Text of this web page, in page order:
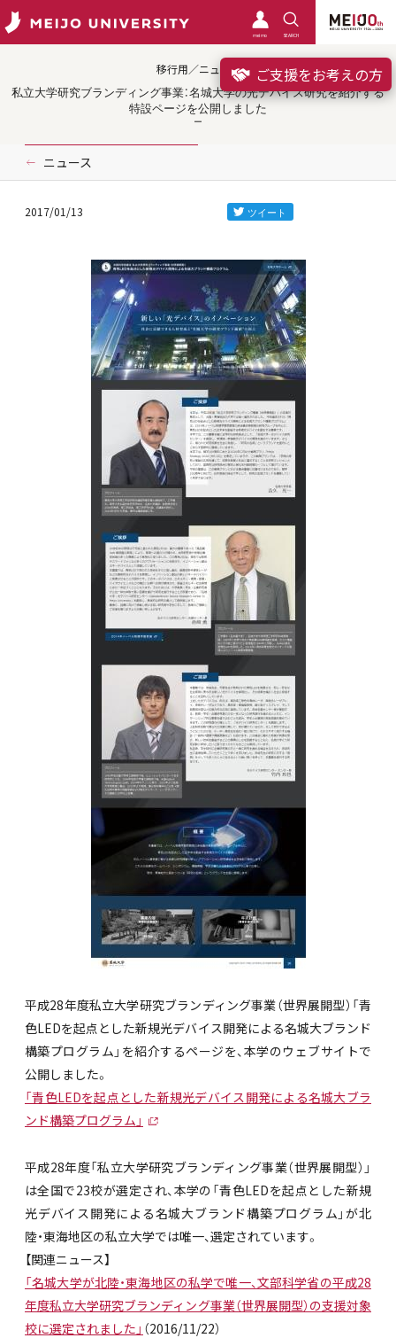
meimo SEARCH
ご支援をお考えの方
移行用／ニュース
私立大学研究ブランディング事業：名城大学の光デバイス研究を紹介する
特設ページを公開しました
ニュース
2017/01/13
平成28年度私立大学研究ブランディング事業（世界展開型）「青
色LEDを起点とした新規光デバイス開発による名城大ブランド
構築プログラム」を紹介するページを、本学のウェブサイトで
公開しました。
「青色LEDを起点とした新規光デバイス開発による名城大ブラ
ンド構築プログラム」
平成28年度「私立大学研究ブランディング事業（世界展開型）」
は全国で23校が選定され、本学の「青色LEDを起点とした新規
光デバイス開発による名城大ブランド構築プログラム」が北
陸・東海地区の私立大学では唯一、選定されています。
【関連ニュース】
「名城大学が北陸・東海地区の私学で唯一、文部科学省の平成28
年度私立大学研究ブランディング事業（世界展開型）の支援対象
校に選定されました」 （2016/11/22）